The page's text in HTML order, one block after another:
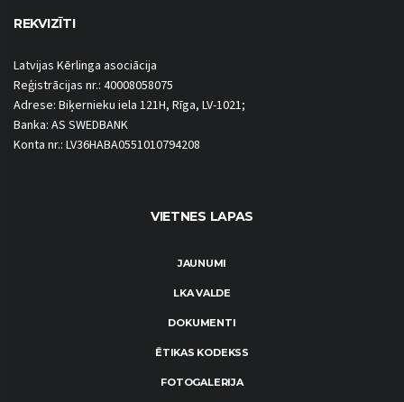
REKVIZĪTI
Latvijas Kērlinga asociācija
Reģistrācijas nr.: 40008058075
Adrese: Biķernieku iela 121H, Rīga, LV-1021;
Banka: AS SWEDBANK
Konta nr.: LV36HABA0551010794208
VIETNES LAPAS
JAUNUMI
LKA VALDE
DOKUMENTI
ĒTIKAS KODEKSS
FOTOGALERIJA